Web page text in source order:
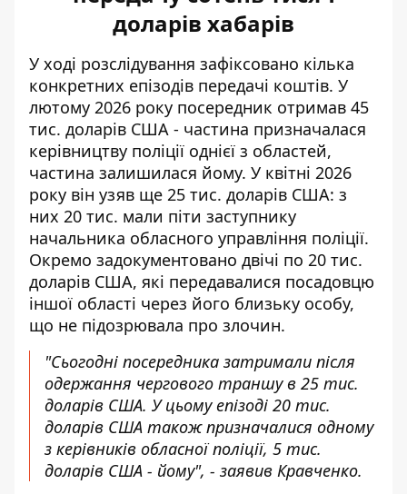
доларів хабарів
У ході розслідування зафіксовано кілька
конкретних епізодів передачі коштів. У
лютому 2026 року посередник отримав 45
тис. доларів США - частина призначалася
керівництву поліції однієї з областей,
частина залишилася йому. У квітні 2026
року він узяв ще 25 тис. доларів США: з
них 20 тис. мали піти заступнику
начальника обласного управління поліції.
Окремо задокументовано двічі по 20 тис.
доларів США, які передавалися посадовцю
іншої області через його близьку особу,
що не підозрювала про злочин.
"Сьогодні посередника затримали після
одержання чергового траншу в 25 тис.
доларів США. У цьому епізоді 20 тис.
доларів США також призначалися одному
з керівників обласної поліції, 5 тис.
доларів США - йому", - заявив Кравченко.